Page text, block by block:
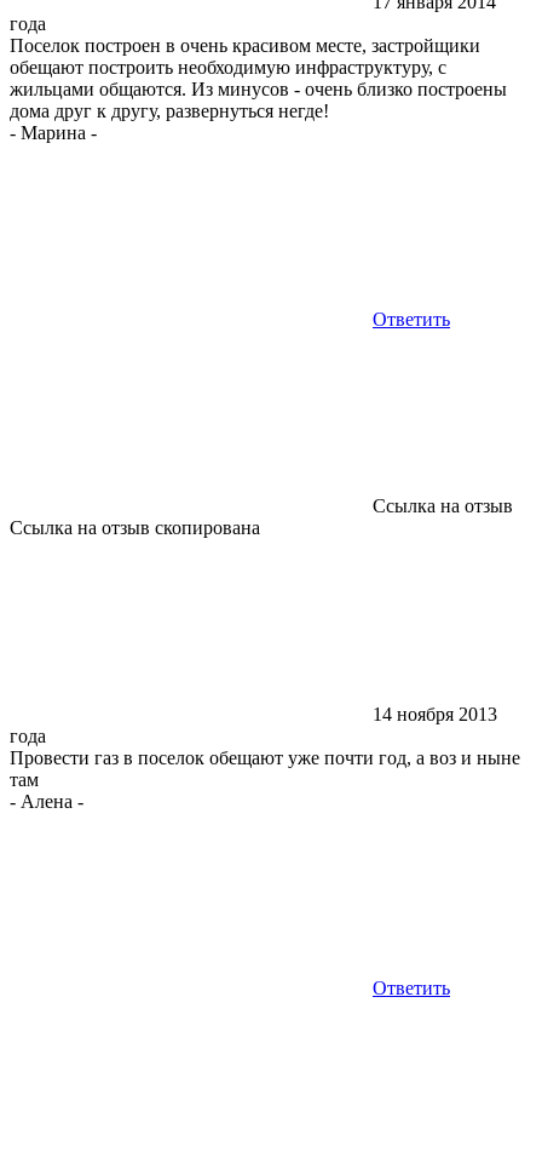
года
Поселок построен в очень красивом месте, застройщики
обещают построить необходимую инфраструктуру, с
жильцами общаются. Из минусов - очень близко построены
дома друг к другу, развернуться негде!
- Марина -
Ответить
Ссылка на отзыв
Ссылка на отзыв скопирована
14 ноября 2013
года
Провести газ в поселок обещают уже почти год, а воз и ныне
там
- Алена -
Ответить